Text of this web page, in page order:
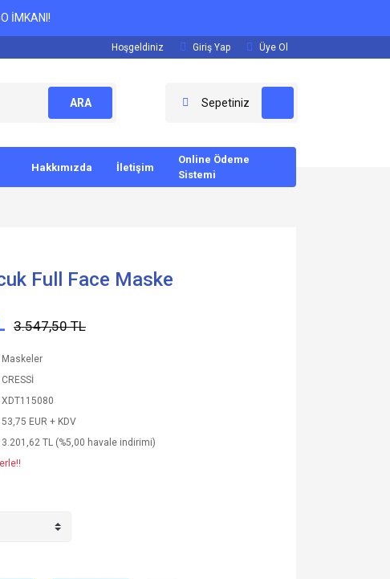
İMKANI!
Hoşgeldiniz Giriş Yap Üye Ol
ARA Sepetiniz
Hakkımızda İletişim
Online Ödeme
Sistemi
Full Face Maske
3.547,50 TL
Maskeler
CRESSİ
XDT115080
53,75 EUR + KDV
3.201,62 TL (%5,00 havale indirimi)